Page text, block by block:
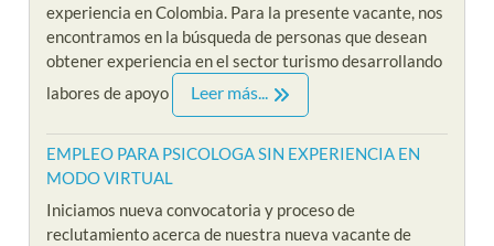
experiencia en Colombia. Para la presente vacante, nos
encontramos en la búsqueda de personas que desean
obtener experiencia en el sector turismo desarrollando
labores de apoyo
Leer más...
EMPLEO PARA PSICOLOGA SIN EXPERIENCIA EN
MODO VIRTUAL
Iniciamos nueva convocatoria y proceso de
reclutamiento acerca de nuestra nueva vacante de